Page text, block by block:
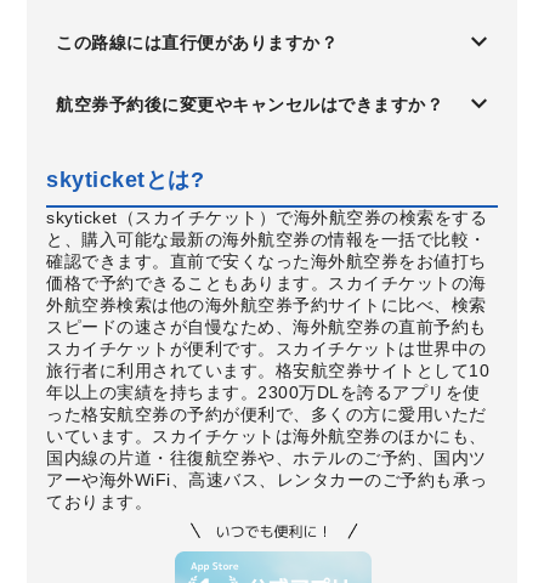
この路線には直行便がありますか？
航空券予約後に変更やキャンセルはできますか？
skyticketとは?
skyticket（スカイチケット）で海外航空券の検索をする
と、購入可能な最新の海外航空券の情報を一括で比較・
確認できます。直前で安くなった海外航空券をお値打ち
価格で予約できることもあります。スカイチケットの海
外航空券検索は他の海外航空券予約サイトに比べ、検索
スピードの速さが自慢なため、海外航空券の直前予約も
スカイチケットが便利です。スカイチケットは世界中の
旅行者に利用されています。格安航空券サイトとして10
年以上の実績を持ちます。2300万DLを誇るアプリを使
った格安航空券の予約が便利で、多くの方に愛用いただ
いています。スカイチケットは海外航空券のほかにも、
国内線の片道・往復航空券や、ホテルのご予約、国内ツ
アーや海外WiFi、高速バス、レンタカーのご予約も承っ
ております。